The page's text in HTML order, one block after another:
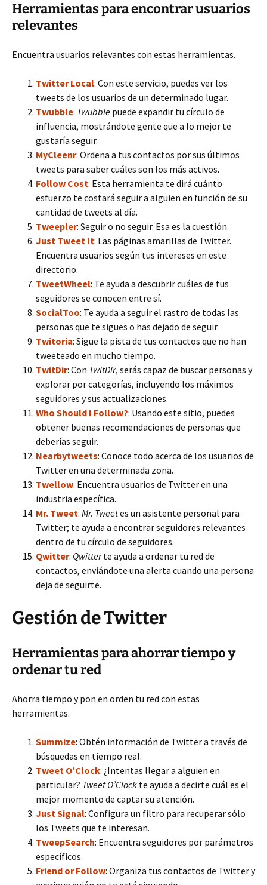
Herramientas para encontrar usuarios
relevantes
Encuentra usuarios relevantes con estas herramientas.
Twitter Local: Con este servicio, puedes ver los
tweets de los usuarios de un determinado lugar.
Twubble: Twubble puede expandir tu círculo de
influencia, mostrándote gente que a lo mejor te
gustaría seguir.
MyCleenr: Ordena a tus contactos por sus últimos
tweets para saber cuáles son los más activos.
Follow Cost: Esta herramienta te dirá cuánto
esfuerzo te costará seguir a alguien en función de su
cantidad de tweets al día.
Tweepler: Seguir o no seguir. Esa es la cuestión.
Just Tweet It: Las páginas amarillas de Twitter.
Encuentra usuarios según tus intereses en este
directorio.
TweetWheel: Te ayuda a descubrir cuáles de tus
seguidores se conocen entre sí.
SocialToo: Te ayuda a seguir el rastro de todas las
personas que te sigues o has dejado de seguir.
Twitoria: Sigue la pista de tus contactos que no han
tweeteado en mucho tiempo.
TwitDir: Con TwitDir, serás capaz de buscar personas y
explorar por categorías, incluyendo los máximos
seguidores y sus actualizaciones.
Who Should I Follow?: Usando este sitio, puedes
obtener buenas recomendaciones de personas que
deberías seguir.
Nearbytweets: Conoce todo acerca de los usuarios de
Twitter en una determinada zona.
Twellow: Encuentra usuarios de Twitter en una
industria específica.
Mr. Tweet: Mr. Tweetes un asistente personal para
Twitter; te ayuda a encontrar seguidores relevantes
dentro de tu círculo de seguidores.
Qwitter: Qwitterte ayuda a ordenar tu red de
contactos, enviándote una alerta cuando una persona
deja de seguirte.
Gestión de Twitter
Herramientas para ahorrar tiempo y
ordenar tu red
Ahorra tiempo y pon en orden tu red con estas
herramientas.
Summize: Obtén información de Twitter a través de
búsquedas en tiempo real.
Tweet O’Clock: ¿Intentas llegar a alguien en
particular? Tweet O’Clock te ayuda a decirte cuál es el
mejor momento de captar su atención.
Just Signal: Configura un filtro para recuperar sólo
los Tweets que te interesan.
TweepSearch: Encuentra seguidores por parámetros
específicos.
Friend or Follow: Organiza tus contactos de Twitter y